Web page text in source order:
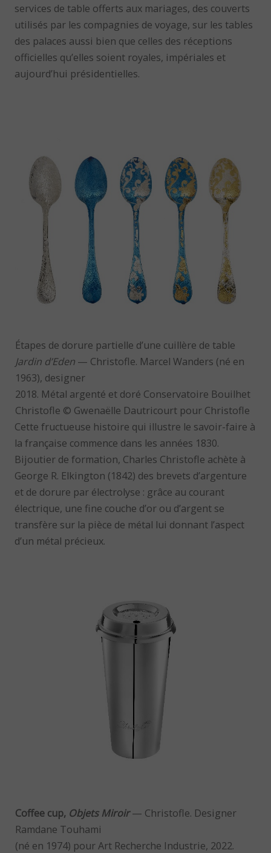
services de table offerts aux mariages, des couverts
utilisés par les compagnies de voyage, sur les tables
des palaces aussi bien que celles des réceptions
officielles qu’elles soient royales, impériales et
aujourd’hui présidentielles.
Étapes de dorure partielle d’une cuillère de table
Jardin d’Eden — Christofle. Marcel Wanders (né en
1963), designer
2018. Métal argenté et doré Conservatoire Bouilhet
Christofle © Gwenaëlle Dautricourt pour Christofle
Cette fructueuse histoire qui illustre le savoir-faire à
la française commence dans les années 1830.
Bijoutier de formation, Charles Christofle achète à
George R. Elkington (1842) des brevets d’argenture
et de dorure par électrolyse : grâce au courant
électrique, une fine couche d’or ou d’argent se
transfère sur la pièce de métal lui donnant l’aspect
d’un métal précieux.
Coffee cup, Objets Miroir — Christofle. Designer
Ramdane Touhami
(né en 1974) pour Art Recherche Industrie, 2022.